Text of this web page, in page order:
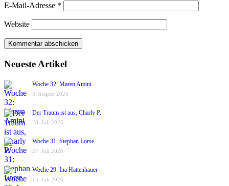
E-Mail-Adresse *
Website
Neueste Artikel
Woche 32: Maren Amini
3. August 2026
Der Traum ist aus, Charly P.
28. Juli 2026
Woche 31: Stephan Lorse
27. Juli 2026
Woche 29: Ina Hattenhauer
14. Juli 2026